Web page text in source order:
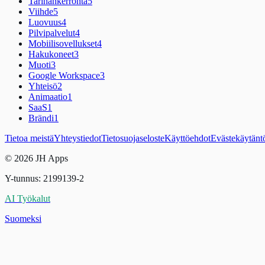
Viihde5
Luovuus4
Pilvipalvelut4
Mobiilisovellukset4
Hakukoneet3
Muoti3
Google Workspace3
Yhteisö2
Animaatio1
SaaS1
Brändi1
Tietoa meistäYhteystiedotTietosuojaselosteKäyttöehdot
© 2026 JH Apps
Y-tunnus: 2199139-2
AI Työkalut
Suomeksi